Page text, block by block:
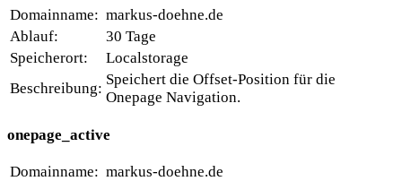
Domainname: markus-doehne.de
Ablauf:
30 Tage
Speicherort:
Localstorage
Beschreibung:
Speichert die Offset-Position für die
Onepage Navigation.
onepage_active
Domainname: markus-doehne.de